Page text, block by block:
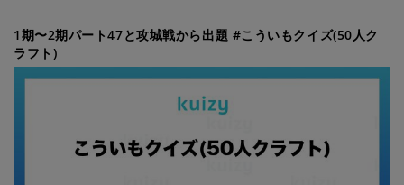
1期〜2期パート47と攻城戦から出題 #こういもクイズ(50人ク
ラフト)